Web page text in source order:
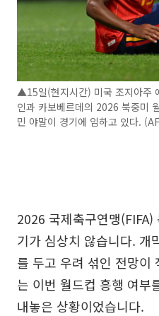
▲15일(현지시간) 미국 조지아주
인과 카보베르데의 2026 북중미
민 야말이 경기에 임하고 있다.
2026 국제축구연맹
기가 심상치 않습니다. 개
를 두고 우려 섞인 전망이
는 이번 월드컵 흥행 여부
내놓은 상황이었습니다.